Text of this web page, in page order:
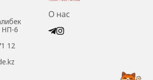
НП-6
12
О нас